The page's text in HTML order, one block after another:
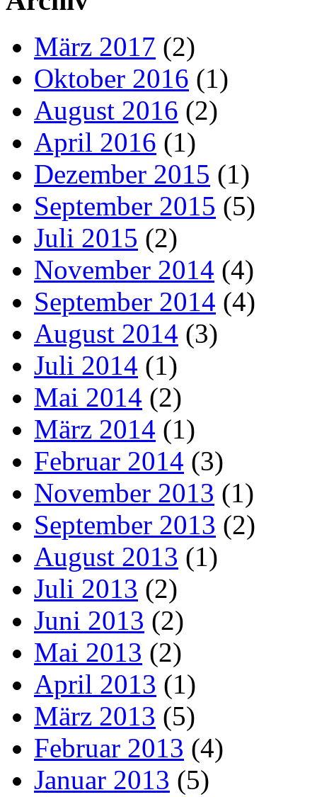
März 2017 (2)
Oktober 2016 (1)
August 2016 (2)
April 2016 (1)
Dezember 2015 (1)
September 2015 (5)
Juli 2015 (2)
November 2014 (4)
September 2014 (4)
August 2014 (3)
Juli 2014 (1)
Mai 2014 (2)
März 2014 (1)
Februar 2014 (3)
November 2013 (1)
September 2013 (2)
August 2013 (1)
Juli 2013 (2)
Juni 2013 (2)
Mai 2013 (2)
April 2013 (1)
März 2013 (5)
Februar 2013 (4)
Januar 2013 (5)